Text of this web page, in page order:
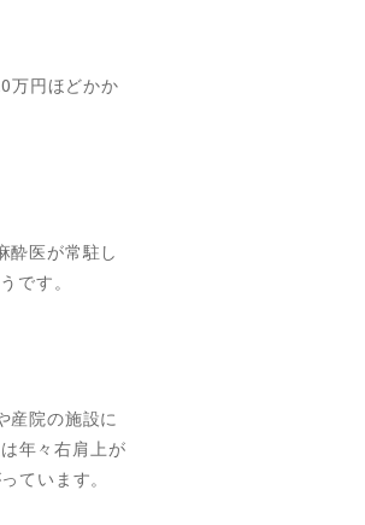
万円ほどかか
酔医が常駐し
です。
産院の施設に
年々右肩上が
ています。